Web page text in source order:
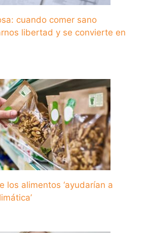
cuando comer sano
libertad y se convierte en
los alimentos ‘ayudarían a